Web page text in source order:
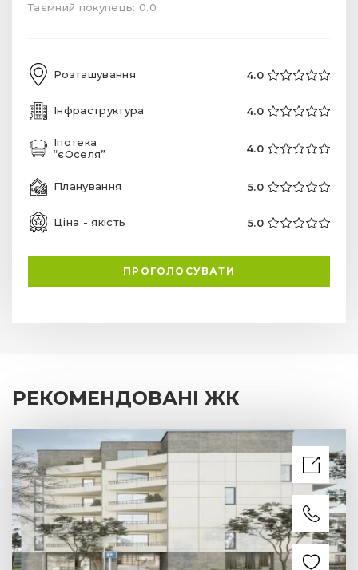
Таємний покупець: 0.0
Розташування 4.0
Інфраструктура 4.0
Іпотека
“єОселя”
4.0
Планування 5.0
Ціна - якість 5.0
ПРОГОЛОСУВАТИ
РЕКОМЕНДОВАНІ ЖК